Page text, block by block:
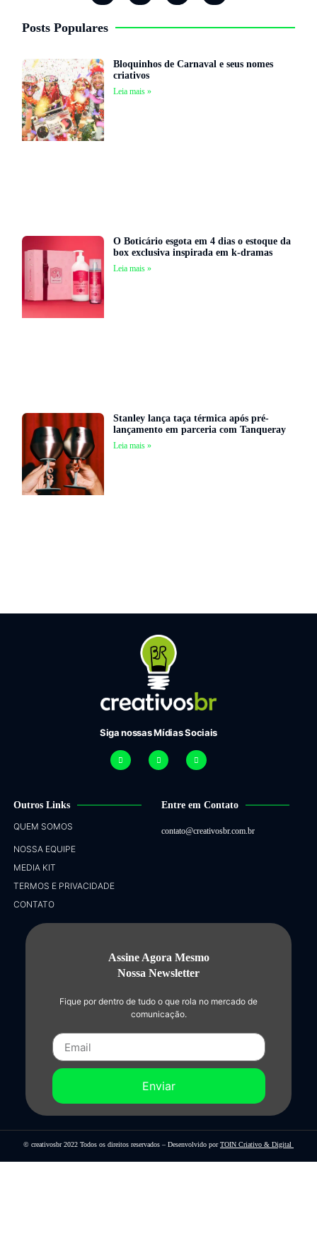
Posts Populares
Bloquinhos de Carnaval e seus nomes
criativos
Leia mais »
O Boticário esgota em 4 dias o estoque da
box exclusiva inspirada em k-dramas
Leia mais »
Stanley lança taça térmica após pré-
lançamento em parceria com Tanqueray
Leia mais »
Siga nossas Mídias Sociais
Outros Links
QUEM SOMOS
NOSSA EQUIPE
MEDIA KIT
TERMOS E PRIVACIDADE
CONTATO
Entre em Contato
contato@creativosbr.com.br
Assine Agora Mesmo
Nossa Newsletter
Fique por dentro de tudo o que rola no mercado de
comunicação.
Enviar
© creativosbr 2022 Todos os direitos reservados – Desenvolvido porTOIN Criativo & Digital